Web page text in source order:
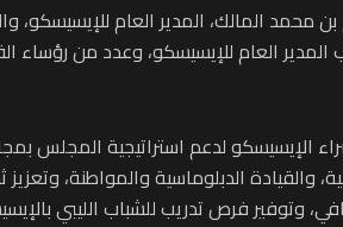
في الرباط، الدكتور سالم بن محمد المالك، المدير
العام للإيسيسكو، وعدد من رؤساء
الإيسيسكو لدعم استراتيجية المجلس
والقيادة الدبلوماسية والمواطنة،
وتوفير فرص تدريب للشباب الليبي